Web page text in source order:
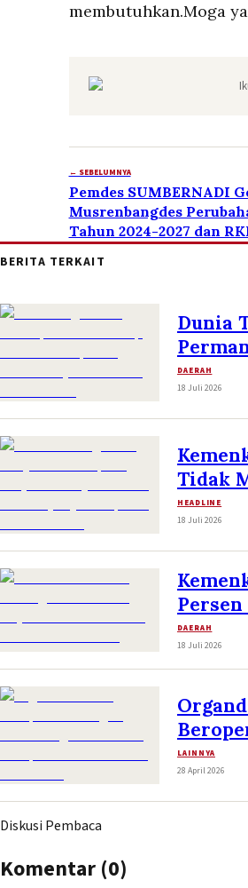
membutuhkan.Moga
← SEBELUMNYA
Pemdes SUMBERNADI
Musrenbangdes
Tahun 2024-2027 dan
BERITA TERKAIT
Dunia
DAERAH
18 Juli 2026
Tidak
HEADLINE
18 Juli 2026
DAERAH
18 Juli 2026
LAINNYA
28 April 2026
Diskusi Pembaca
Komentar (0)